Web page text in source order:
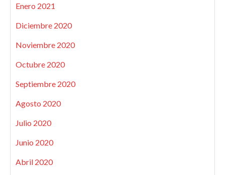
Enero 2021
Diciembre 2020
Noviembre 2020
Octubre 2020
Septiembre 2020
Agosto 2020
Julio 2020
Junio 2020
Abril 2020